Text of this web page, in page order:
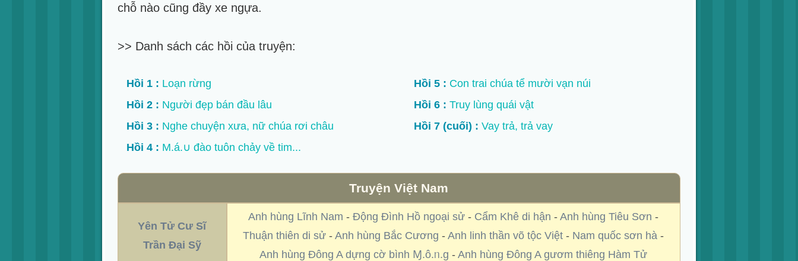
chỗ nào cũng đầy xe ngựa.
>> Danh sách các hồi của truyện:
Hồi 1 : Loạn rừng
Hồi 2 : Người đẹp bán đầu lâu
Hồi 3 : Nghe chuyện xưa, nữ chúa rơi châu
Hồi 4 : M.á.∪ đào tuôn chảy về tim...
Hồi 5 : Con trai chúa tể mười vạn núi
Hồi 6 : Truy lùng quái vật
Hồi 7 (cuối) : Vay trả, trả vay
Truyện Việt Nam
Yên Tử Cư Sĩ
Trần Đại Sỹ
Anh hùng Lĩnh Nam -Động Đình Hồ ngoại sử - Cẩm Khê di hận -Anh hùng Tiêu Sơn -
Thuận thiên di sử -Anh hùng Bắc Cương -Anh linh thần võ tộc Việt - Nam quốc sơn hà -
Anh hùng Đông A dựng cờ bình Ɱ.ô.ᥒ.g -Anh hùng Đông A gươm thiêng Hàm Tử